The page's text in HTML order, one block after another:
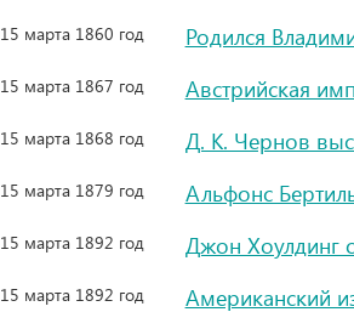
15 марта 1860 год Родился
15 марта 1867 год Австрийская
15 марта 1868 год Д. К. Чернов
15 марта 1879 год Альфонс
15 марта 1892 год Джон Хоулдинг
15 марта 1892 год Американский